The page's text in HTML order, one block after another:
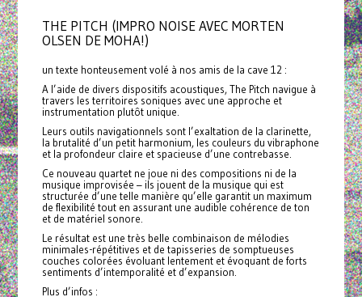
THE PITCH (IMPRO NOISE AVEC MORTEN
OLSEN DE MOHA!)
un texte honteusement volé à nos amis de la cave 12 :
A l’aide de divers dispositifs acoustiques, The Pitch navigue à
travers les territoires soniques avec une approche et
instrumentation plutôt unique.
Leurs outils navigationnels sont l’exaltation de la clarinette,
la brutalité d’un petit harmonium, les couleurs du vibraphone
et la profondeur claire et spacieuse d’une contrebasse.
Ce nouveau quartet ne joue ni des compositions ni de la
musique improvisée – ils jouent de la musique qui est
structurée d’une telle manière qu’elle garantit un maximum
de flexibilité tout en assurant une audible cohérence de ton
et de matériel sonore.
Le résultat est une très belle combinaison de mélodies
minimales-répétitives et de tapisseries de somptueuses
couches colorées évoluant lentement et évoquant de forts
sentiments d’intemporalité et d’expansion.
Plus d’infos :